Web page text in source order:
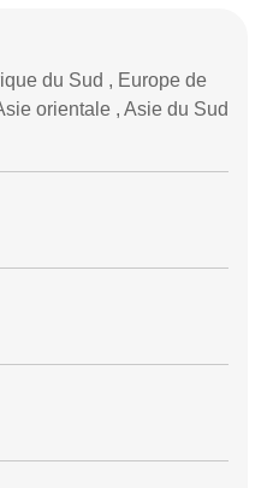
du Sud , Europe de
orientale , Asie du Sud